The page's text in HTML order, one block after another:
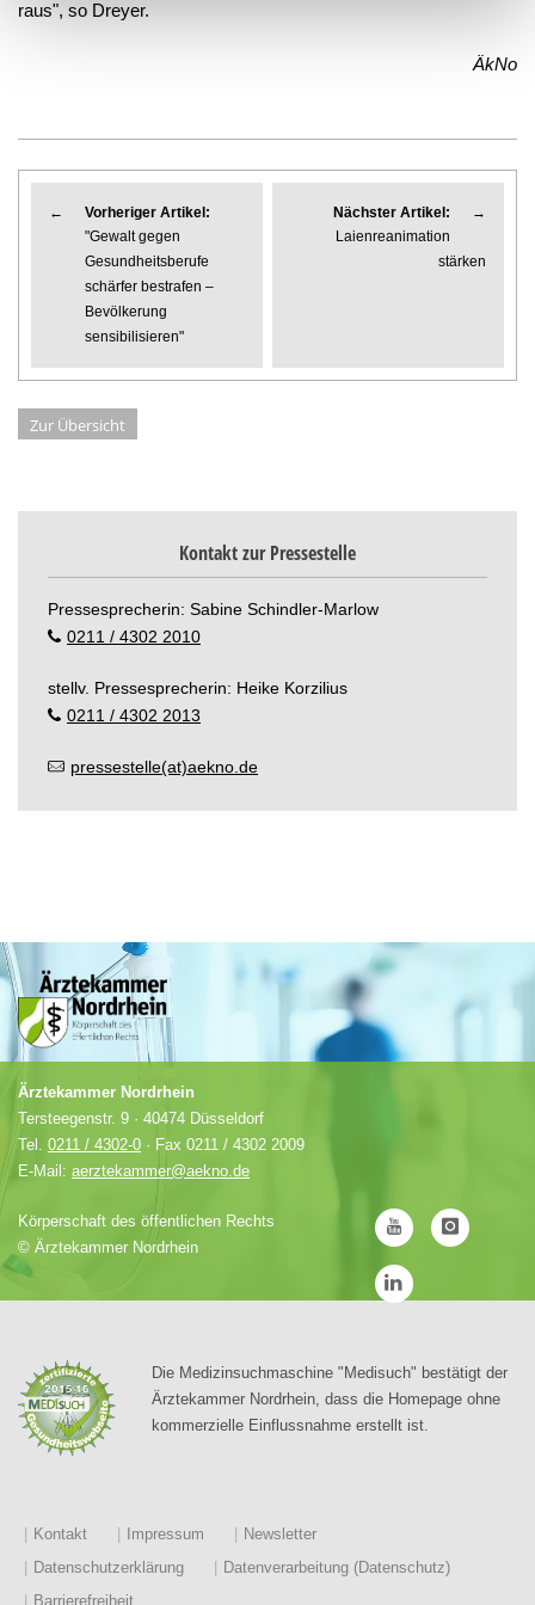
raus", so Dreyer.
ÄkNo
←
Vorheriger Artikel:
"Gewalt gegen
Gesundheitsberufe
schärfer bestrafen –
Bevölkerung
sensibilisieren"
→
Nächster Artikel:
Laienreanimation
stärken
Zur Übersicht
Kontakt zur Pressestelle
Pressesprecherin: Sabine Schindler-Marlow
0211 / 4302 2010
stellv. Pressesprecherin: Heike Korzilius
0211 / 4302 2013
pressestelle(at)aekno.de
Ärztekammer Nordrhein
Tersteegenstr. 9 · 40474 Düsseldorf
Tel. 0211 / 4302-0 · Fax 0211 / 4302 2009
E-Mail: aerztekammer@aekno.de
Körperschaft des öffentlichen Rechts
© Ärztekammer Nordrhein
Die Medizinsuchmaschine "Medisuch" bestätigt der
Ärztekammer Nordrhein, dass die Homepage ohne
kommerzielle Einflussnahme erstellt ist.
Kontakt Impressum
Newsletter
Datenschutzerklärung
Datenverarbeitung (Datenschutz)
Barrierefreiheit